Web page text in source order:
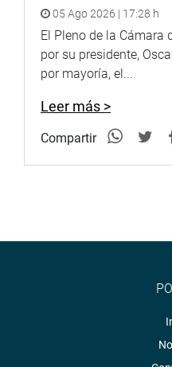
05 Ago 2026 | 17:28 h
El Pleno de la Cámara
por su presidente,
por mayoría, el...
Leer más >
Compartir